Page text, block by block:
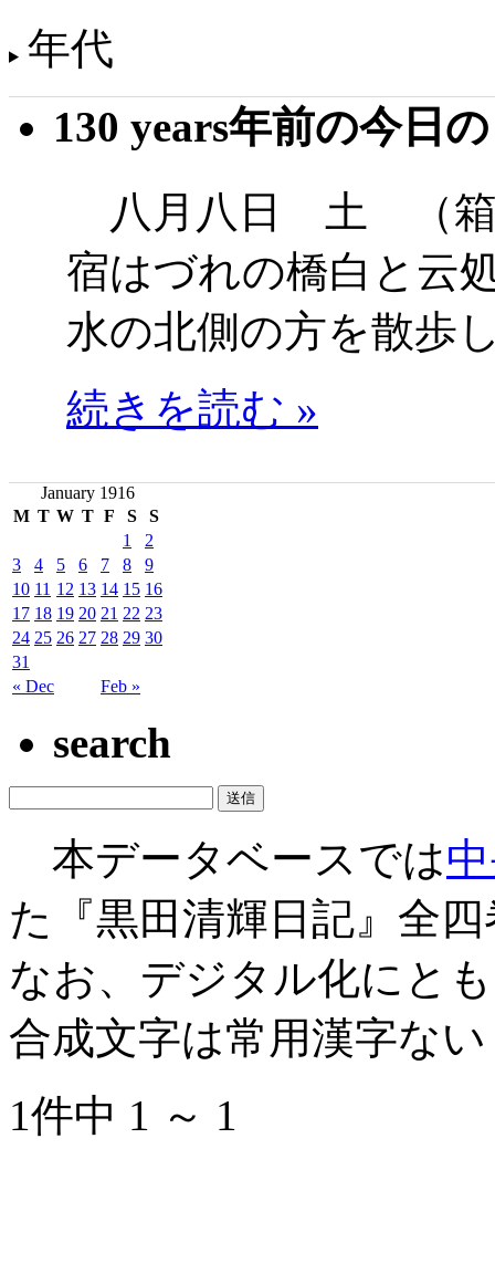
年代
130 years年前の今日
八月八日 土 （箱
宿はづれの橋白と云
水の北側の方を散歩
続きを読む »
January 1916
M T W T F S S
« Dec Feb »
1
2
3
4 5 6 7 8
9
10 11 12 13 14 15 16
17 18 19 20 21 22 23
24 25 26 27 28 29 30
31
search
本データベースでは
た『黒田清輝日記』全
なお、デジタル化にと
合成文字は常用漢字な
1件中 1 ～ 1